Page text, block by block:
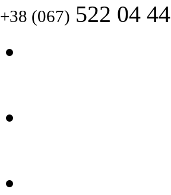
+38 (067) 522 04 44